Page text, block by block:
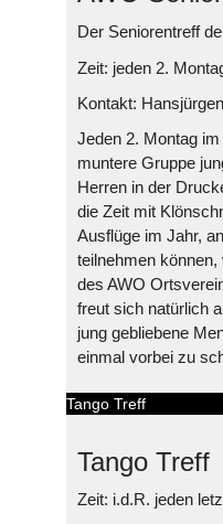
Der Seniorentreff
Zeit: jeden 2.
Kontakt:
Jeden 2. Montag
muntere Gruppe
Herren in der
die Zeit mit
Ausflüge im Jahr,
teilnehmen
des AWO
freut sich natürlich
jung gebliebene
einmal vorbei zu
Tango Treff
Tango Treff
Zeit: i.d.R. jeden